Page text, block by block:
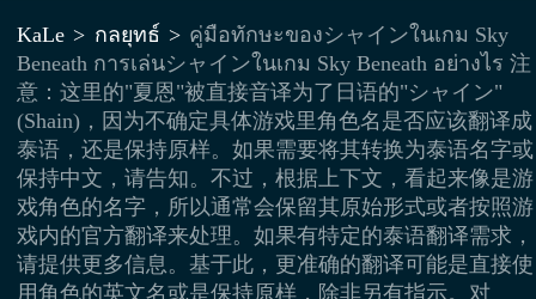
KaLe กลยุทธ์
คู่มือทักษะของシャインในเกม Sky
Beneath การเล่นシャインในเกม Sky Beneath อย่างไร 注
意：这里的"夏恩"被直接音译为了日语的"シャイン"
(Shain)，因为不确定具体游戏里角色名是否应该翻译成
泰语，还是保持原样。如果需要将其转换为泰语名字或
保持中文，请告知。不过，根据上下文，看起来像是游
戏角色的名字，所以通常会保留其原始形式或者按照游
戏内的官方翻译来处理。如果有特定的泰语翻译需求，
请提供更多信息。基于此，更准确的翻译可能是直接使
用角色的英文名或是保持原样，除非另有指示。对